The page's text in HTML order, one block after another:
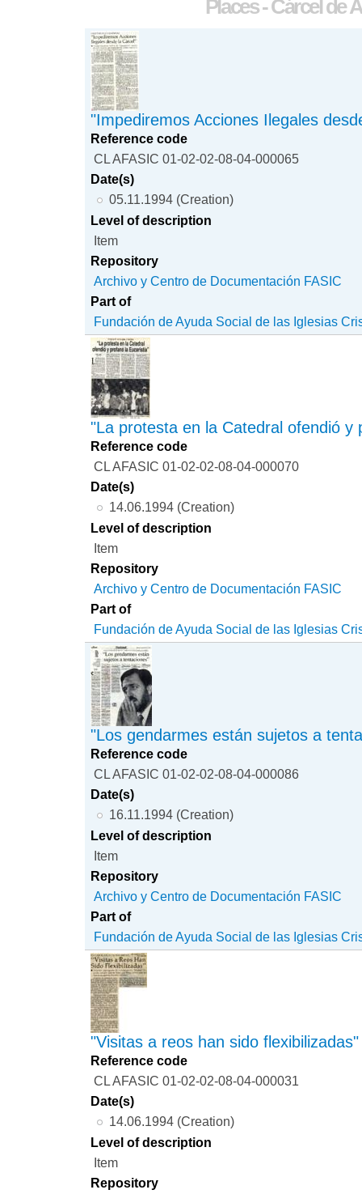
Places - Cárcel de
"Impediremos Acciones Ilegales
Reference code
CL AFASIC 01-02-02-08-04-000065
Date(s)
05.11.1994 (Creation)
Level of description
Item
Repository
Archivo y Centro de Documentación FASIC
Part of
Fundación de Ayuda Social de las Iglesias
"La protesta en la Catedral ofendió y
Reference code
CL AFASIC 01-02-02-08-04-000070
Date(s)
14.06.1994 (Creation)
Level of description
Item
Repository
Archivo y Centro de Documentación FASIC
Part of
Fundación de Ayuda Social de las Iglesias
"Los gendarmes están sujetos a
Reference code
CL AFASIC 01-02-02-08-04-000086
Date(s)
16.11.1994 (Creation)
Level of description
Item
Repository
Archivo y Centro de Documentación FASIC
Part of
Fundación de Ayuda Social de las Iglesias
"Visitas a reos han sido flexibilizadas"
Reference code
CL AFASIC 01-02-02-08-04-000031
Date(s)
14.06.1994 (Creation)
Level of description
Item
Repository